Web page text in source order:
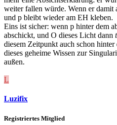
weiter fallen würde. Wenn er damit
und p bleibt wieder am EH kleben.
Eins ist sicher: wenn p hinter dem
abschickt, und O dieses Licht dann
diesem Zeitpunkt auch schon
dieses geheime Wissen zur
außen.
L
Luzifix
Registriertes Mitglied